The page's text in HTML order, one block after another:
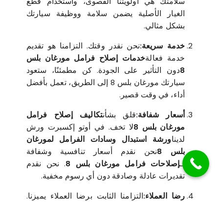
الغيار الأصلية يضمن سلامة ووظيفة سيارتك
بشكل مثالي.
خدمة سريعة:نحن نقدر وقتك. التزامنا هو تقديم
خدمة فعالةخدمات إصلاح فرامل مورغان بلس
8دون التأثير على الجودة. كن مطمئنًا، ستعود
سيارتك مورغان بلس 8 إلى الطريق، تعمل بأفضل
أداء، في وقت قصير.
أسعار شفافة:قلق بشأنتكاليف إصلاح فرامل
مورغان بلس 8 لا تخف. في أوتو إكسبرت ورش
لديناورشة استبدال وسادات الفرامل لمورغان
بلس 8
نحن نقدم أسعار تنافسية وشفافة
لـإصلاحات فرامل مورغان بلس 8
. نحن نقدم
تقديرات عادلة وصادقة دون أي رسوم مخفية.
رضا العملاء:التزامنا الثابت برضا العملاء يميزنا.